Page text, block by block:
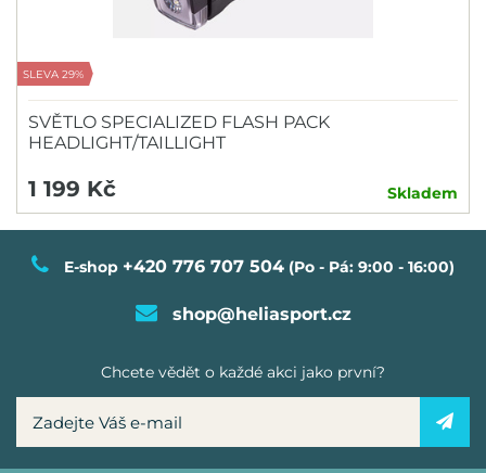
SLEVA 29%
SVĚTLO SPECIALIZED FLASH PACK
HEADLIGHT/TAILLIGHT
1 199 Kč Skladem
E-shop +420 776 707 504 (Po - Pá: 9:00 - 16:00)
shop@heliasport.cz
Chcete vědět o každé akci jako první?